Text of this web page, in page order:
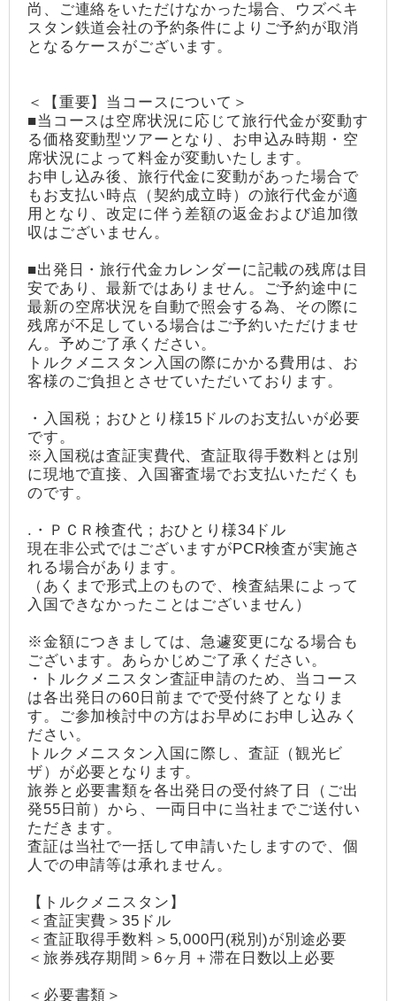
尚、ご連絡をいただけなかった場合、ウズベキ
スタン鉄道会社の予約条件によりご予約が取消
となるケースがございます。
＜【重要】当コースについて＞
■当コースは空席状況に応じて旅行代金が変動す
る価格変動型ツアーとなり、お申込み時期・空
席状況によって料金が変動いたします。
お申し込み後、旅行代金に変動があった場合で
もお支払い時点（契約成立時）の旅行代金が適
用となり、改定に伴う差額の返金および追加徴
収はございません。
■出発日・旅行代金カレンダーに記載の残席は目
安であり、最新ではありません。ご予約途中に
最新の空席状況を自動で照会する為、その際に
残席が不足している場合はご予約いただけませ
ん。予めご了承ください。
トルクメニスタン入国の際にかかる費用は、お
客様のご負担とさせていただいております。
・入国税；おひとり様15ドルのお支払いが必要
です。
※入国税は査証実費代、査証取得手数料とは別
に現地で直接、入国審査場でお支払いただくも
のです。
.・ＰＣＲ検査代；おひとり様34ドル
現在非公式ではございますがPCR検査が実施さ
れる場合があります。
（あくまで形式上のもので、検査結果によって
入国できなかったことはございません）
※金額につきましては、急遽変更になる場合も
ございます。あらかじめご了承ください。
・トルクメニスタン査証申請のため、当コース
は各出発日の60日前までで受付終了となりま
す。ご参加検討中の方はお早めにお申し込みく
ださい。
トルクメニスタン入国に際し、査証（観光ビ
ザ）が必要となります。
旅券と必要書類を各出発日の受付終了日（ご出
発55日前）から、一両日中に当社までご送付い
ただきます。
査証は当社で一括して申請いたしますので、個
人での申請等は承れません。
【トルクメニスタン】
＜査証実費＞35ドル
＜査証取得手数料＞5,000円(税別)が別途必要
＜旅券残存期間＞6ヶ月＋滞在日数以上必要
＜必要書類＞